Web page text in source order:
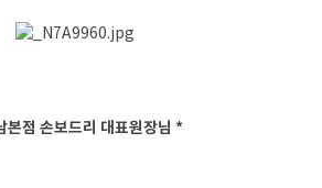
본점 손보드리 대표원장님 *